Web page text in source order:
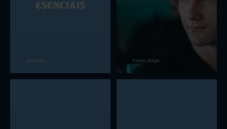
Esenciais Ferrán Jutglá